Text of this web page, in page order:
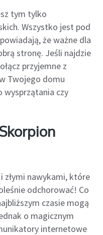
tym tylko
Wszystko jest pod
że ważne dla
stronę. Jeśli najdzie
przyjemne z
Twojego domu
wysprzątania czy
złymi nawykami, które
odchorować! Co
czasie mogą
o magicznym
internetowe